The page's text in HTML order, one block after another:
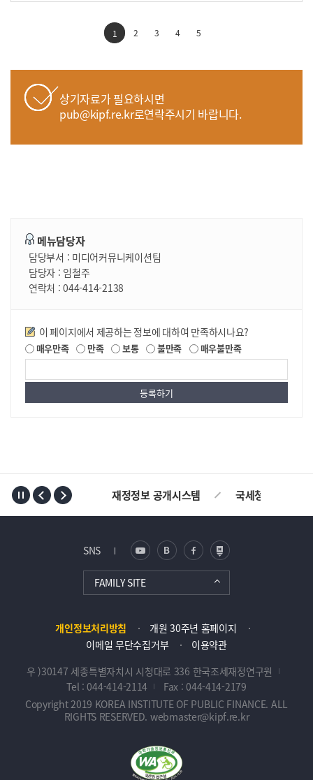
1 2 3 4 5
상기자료가 필요하시면
pub@kipf.re.kr로연락주시기 바랍니다.
메뉴담당자
담당부서 : 미디어커뮤니케이션팀
담당자 : 임철주
연락처 :044-414-2138
만족도조사
이 페이지에서 제공하는 정보에 대하여 만족하시나요?
매우만족 만족 보통 불만족 매우불만족
재정정보 공개시스템 국세청
SNS
FAMILY SITE
개인정보처리방침
개원 30주년 홈페이지
이메일 무단수집거부
이용약관
우 )30147 세종특별자치시 시청대로 336 한국조세재정연구원
Tel : 044-414-2114
Fax : 044-414-2179
Copyright 2019 KOREA INSTITUTE OF PUBLIC FINANCE. ALL
RIGHTS RESERVED. webmaster@kipf.re.kr